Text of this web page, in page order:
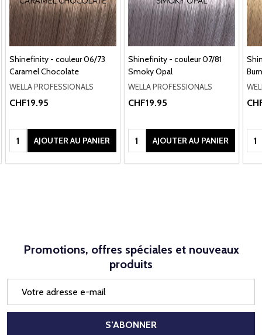
Shinefinity - couleur 06/73
Caramel Chocolate
WELLA PROFESSIONALS
CHF19.95
Quantité:AJOUTER AU PANIER
Shinefinity - couleur 07/81
Smoky Opal
WELLA PROFESSIONALS
CHF19.95
Quantité:AJOUTER AU PANIER
Promotions, offres spéciales et nouveaux
produits
mail
S’ABONNER